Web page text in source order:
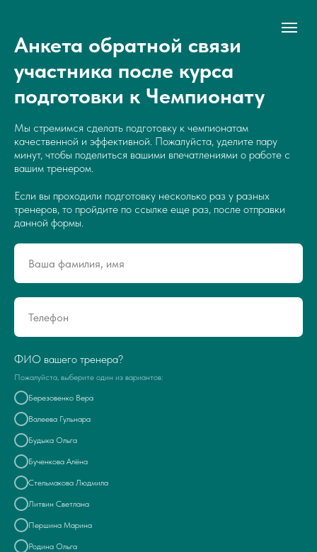
Анкета обратной связи
участника после курса
подготовки к Чемпионату
Мы стремимся сделать подготовку к чемпионатам
качественной и эффективной. Пожалуйста, уделите пару
минут, чтобы поделиться вашими впечатлениями о работе с
вашим тренером.
Если вы проходили подготовку несколько раз у разных
тренеров, то пройдите по ссылке еще раз, после отправки
данной формы.
ФИО вашего тренера?
Пожалуйста, выберите один из вариантов:
Березовенко Вера
Валеева Гульнара
Будыка Ольга
Бученкова Алёна
Стельмакова Людмила
Литвин Светлана
Першина Марина
Родина Ольга